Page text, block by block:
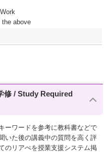
the above
修 / Study Required
ーワードを参考に教科書などで
いた後の講義中の質問を高く評
のリアぺを授業支援システム掲